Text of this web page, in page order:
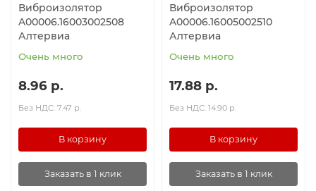
Компоненты линейного движения
Вакуумные компоненты
Виброизолятор
A00006.16003002508
Алтервиа
Очень много
8.96 р.
Без НДС: 7.47 р.
В корзину
Заказать в 1 клик
Виброизолятор
A00006.16005002510
Алтервиа
Очень много
17.88 р.
Без НДС: 14.90 р.
В корзину
Заказать в 1 клик